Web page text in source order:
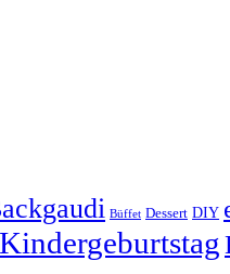
Büffet Dessert DIY
Kindergeburtstag